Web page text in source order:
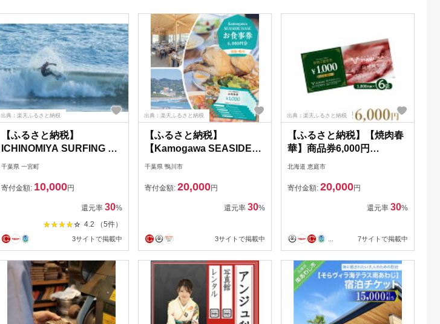
出典：楽天ふるさと納税
【ふるさと納税】
ICHINOMIYA SURFING 満
喫券1枚（3,000円分）
千葉県 一宮町
寄付金額: 10,000円
還元率 30%
4.2 （5件）
3サイトで掲載中
出典：楽天ふるさと納税
【ふるさと納税】
【Kamogawa SEASIDE
BASE】お食事券 6千円相
千葉県 鴨川市
寄付金額: 20,000円
還元率 30%
3サイトで掲載中
出典：楽天ふるさと納税
【ふるさと納税】【焼肉春
華】商品券6,000円
【16025】
北海道 恵庭市
寄付金額: 20,000円
還元率 30%
7サイトで掲載中